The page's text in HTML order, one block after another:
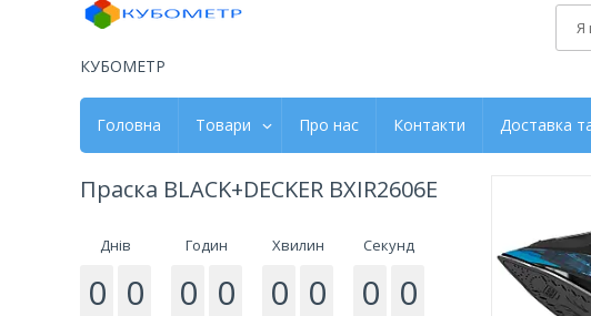
КУБОМЕТР
Головна Товари Про нас Контакти Доставка
Праска BLACK+DECKER BXIR2606E
Днів
0 0
Годин
0 0
Хвилин
0 0
Секунд
0 0